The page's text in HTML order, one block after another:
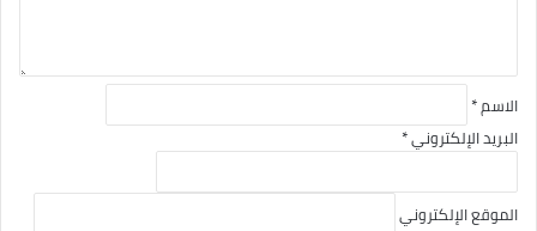
الاسم*
البريد الإلكتروني*
الموقع الإلكتروني